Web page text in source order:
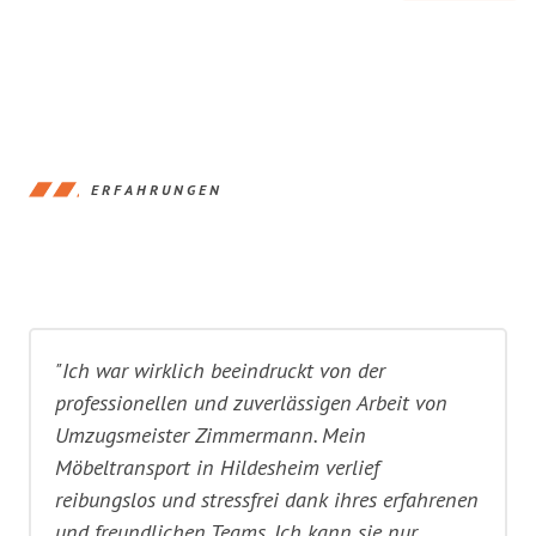
ERFAHRUNGEN
"Ich war wirklich beeindruckt von der
professionellen und zuverlässigen Arbeit von
Umzugsmeister Zimmermann. Mein
Möbeltransport in Hildesheim verlief
reibungslos und stressfrei dank ihres erfahrenen